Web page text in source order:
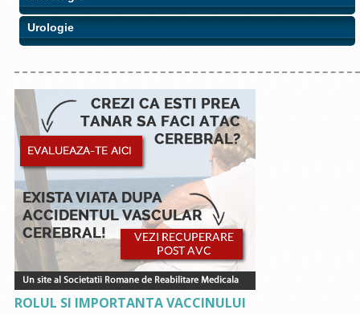
Urologie
ROLUL SI IMPORTANTA VACCINULUI